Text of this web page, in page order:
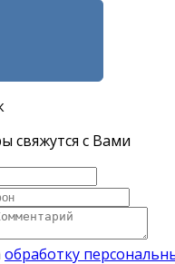
свяжутся с Вами
обработку